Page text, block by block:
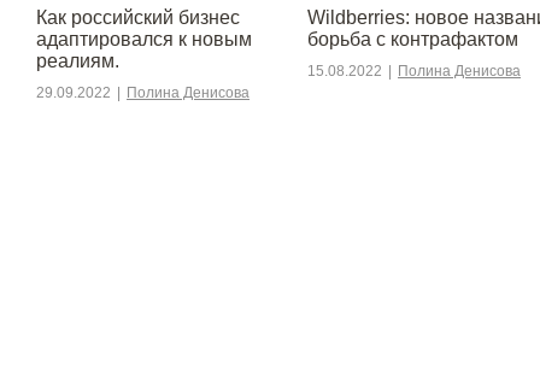
​​Как российский бизнес
адаптировался к новым
реалиям.
29.09.2022 Полина Денисова
Wildberries: новое
борьба с контрафактом
15.08.2022 Полина Денисова